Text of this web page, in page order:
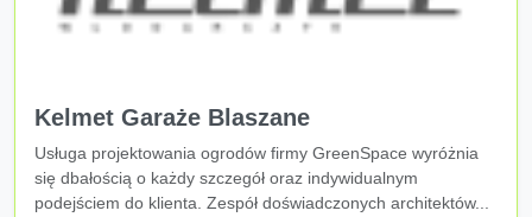
Kelmet Garaże Blaszane
Usługa projektowania ogrodów firmy GreenSpace wyróżnia
się dbałością o każdy szczegół oraz indywidualnym
podejściem do klienta. Zespół doświadczonych architektów...